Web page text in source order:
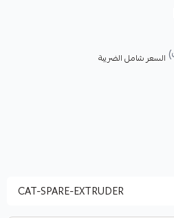
السعر شامل الضريبة
CAT-SPARE-EXTRUDER